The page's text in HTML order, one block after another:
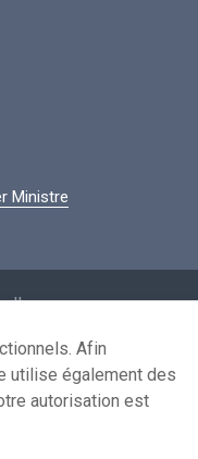
Ministre
Afin
utilise également des
autorisation est